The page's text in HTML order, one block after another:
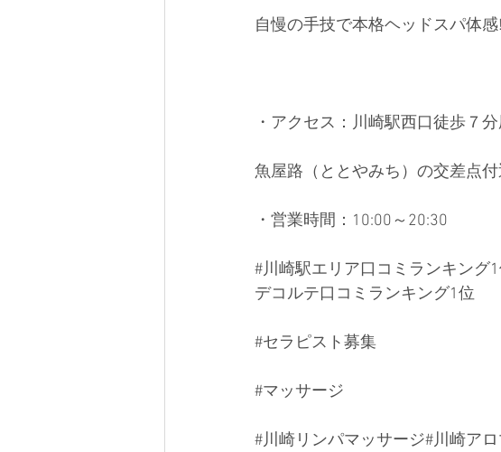
自慢の手技で本格ヘッドスパ体
・アクセス：川崎駅西口徒歩７
魚屋路（ととやみち）の交差点付
・営業時間：10:00～20:30
#川崎駅エリア口コミランキング
デコルテ口コミランキング1位
#セラピスト募集
#マッサージ
#川崎リンパマッサージ#川崎ア